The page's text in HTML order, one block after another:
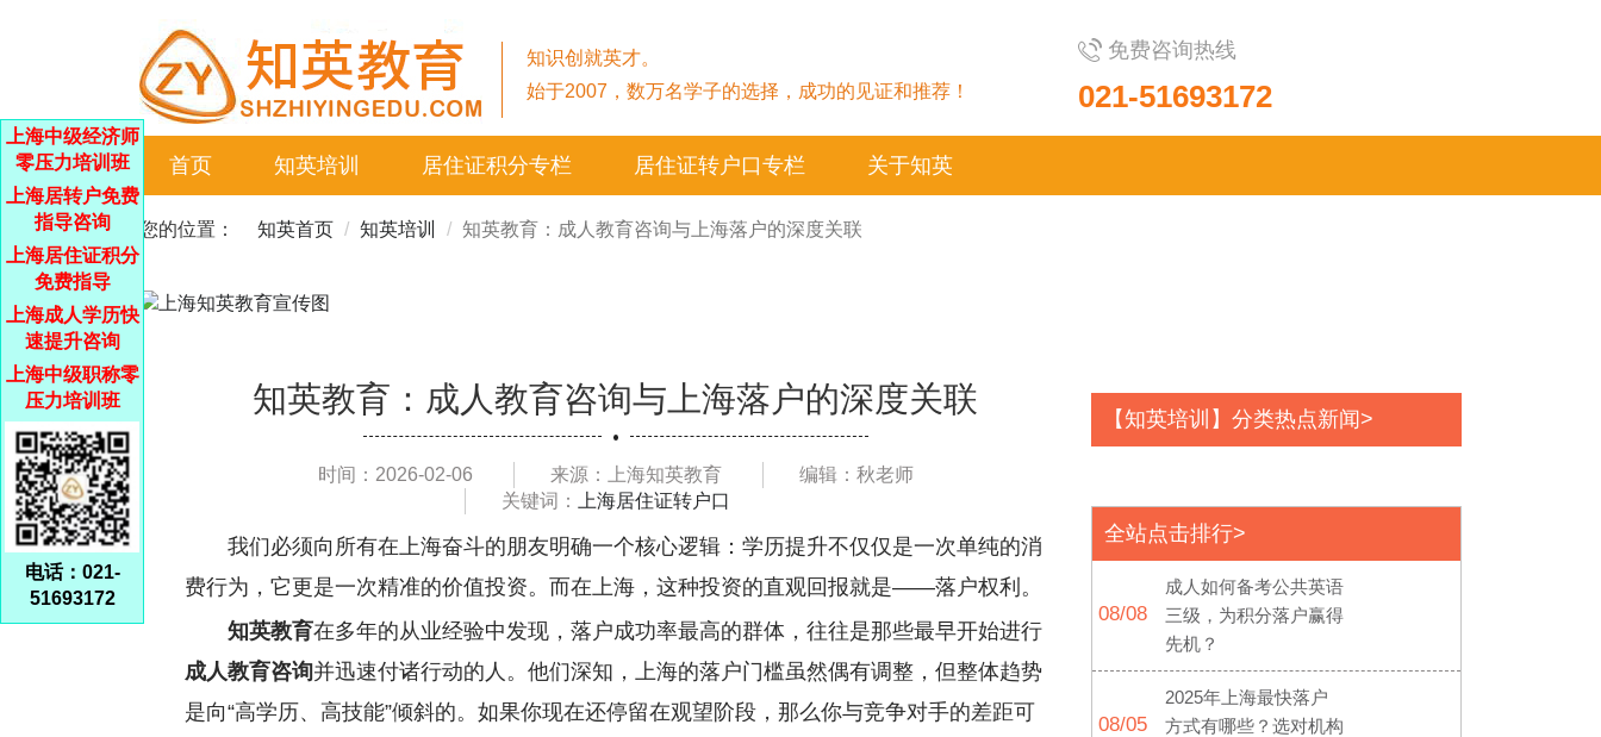
上海中级经济师
零压力培训班
上海居转户免费
指导咨询
上海居住证积分
免费指导
上海成人学历快
速提升咨询
上海中级职称零
压力培训班
电话：021-
51693172
知识创就英才。
始于2007，数万名学子的选择，成功的见证和推荐！
免费咨询热线
021-51693172
首页 知英培训 居住证积分专栏 居住证转户口专栏 关于知英
您的位置： 知英首页 知英培训 知英教育：成人教育咨询与上海落户的深度关联
知英教育：成人教育咨询与上海落户的深度关联
时间：2026-02-06 来源：上海知英教育
编辑：秋老师
关键词：
上海居住证转户口
我们必须向所有在上海奋斗的朋友明确一个核心逻辑：学历提升不仅仅是一次单纯的消
费行为，它更是一次精准的价值投资。而在上海，这种投资的直观回报就是——落户权利。
知英教育在多年的从业经验中发现，落户成功率最高的群体，往往是那些最早开始进行
成人教育咨询并迅速付诸行动的人。他们深知，上海的落户门槛虽然偶有调整，但整体趋势
是向“高学历、高技能”倾斜的。如果你现在还停留在观望阶段，那么你与竞争对手的差距可
【知英培训】分类热点新闻>
全站点击排行>
08/08
成人如何备考公共英语
三级，为积分落户赢得
先机？
08/05
2025年上海最快落户
方式有哪些？选对机构